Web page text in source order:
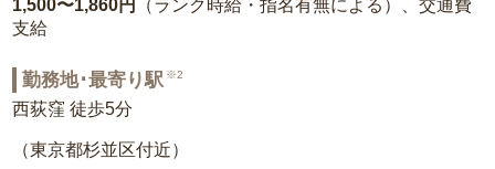
1,500〜1,860円
（ランク時給・指名有無による）、交通費
支給
勤務地･最寄り駅 ※2
西荻窪 徒歩5分
（東京都杉並区付近）